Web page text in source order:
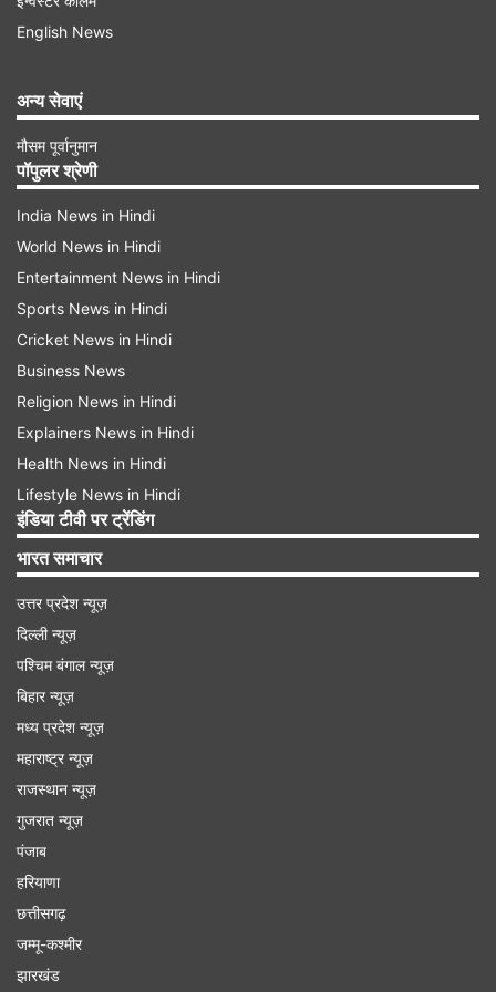
सुप्रीम पीपल्स असेंबली के पहले सत्र के दौरान यह संशोधन
खुलासा दक्षिण कोरिया की नेशनल इंटेलिजेंस सर्विस (NIS)
द्वारा वरिष्ठ सरकारी अधिकारियों को दी गई एक ब्रीफिंग के
दौरान किया गया।
NIS की ब्रीफिंग के अनुसार किम अभी भी उत्तर कोरिया के
परमाणु बलों की कमान संभाल रहे हैं, लेकिन संवैधानिक
संशोधन औपचारिक रूप से जवाबी कार्रवाई की प्रक्रियाओं
को परिभाषित करता है, अगर उनकी हत्या हो जाती है या वे
परमाणु नीति कानून का संशोधित अनुच्छेद 3 कहता है: "यदि
राज्य के परमाणु बलों पर कमांड-एंड-कंट्रोल प्रणाली दुश्मन
ताकतों के हमलों से खतरे में पड़ जाती है तो एक परमाणु हमला
स्वचालित रूप से और तुरंत शुरू किया जाएगा।"
ईरान एक वेक-अप कॉल था
सियोल में कुकमिन विश्वविद्यालय में इतिहास और अंतर्राष्ट्रीय
English News
अन्य सेवाएं
मौसम पूर्वानुमान
पॉपुलर श्रेणी
India News in Hindi
World News in Hindi
Entertainment News in Hindi
Sports News in Hindi
Cricket News in Hindi
Business News
Religion News in Hindi
Explainers News in Hindi
Health News in Hindi
Lifestyle News in Hindi
इंडिया टीवी पर ट्रेंडिंग
भारत समाचार
उत्तर प्रदेश न्यूज़
दिल्ली न्यूज़
पश्चिम बंगाल न्यूज़
बिहार न्यूज़
मध्य प्रदेश न्यूज़
महाराष्ट्र न्यूज़
राजस्थान न्यूज़
गुजरात न्यूज़
पंजाब
हरियाणा
छत्तीसगढ़
जम्मू-कश्मीर
झारखंड